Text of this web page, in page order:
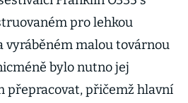
pro lehkou
vyráběném malou továrnou
bylo nutno jej
přepracovat, přičemž hlavní